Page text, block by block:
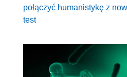
połączyć humanistykę z
test